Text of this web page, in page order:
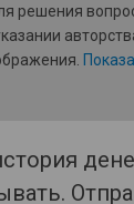
решения